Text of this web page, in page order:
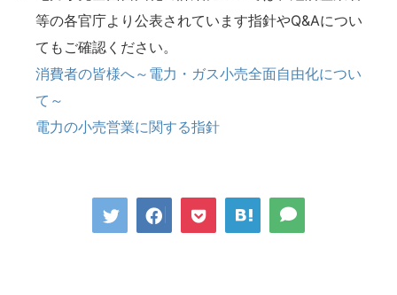
等の各官庁より公表されています指針やQ&Aについ
てもご確認ください。
消費者の皆様へ～電力・ガス小売全面自由化につい
て～
電力の小売営業に関する指針